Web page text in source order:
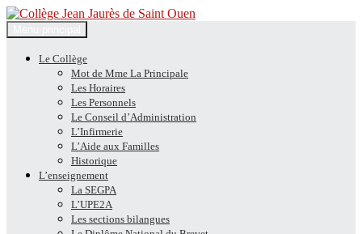
Collège Jean Jaurès de Saint
Ouen
Recherche
au
contenu
Le Collège
Mot de Mme La Principale
Les Horaires
Les Personnels
Le Conseil d’Administration
L’Infirmerie
L’Aide aux Familles
Historique
L’enseignement
La SEGPA
L’UPE2A
Les sections bilangues